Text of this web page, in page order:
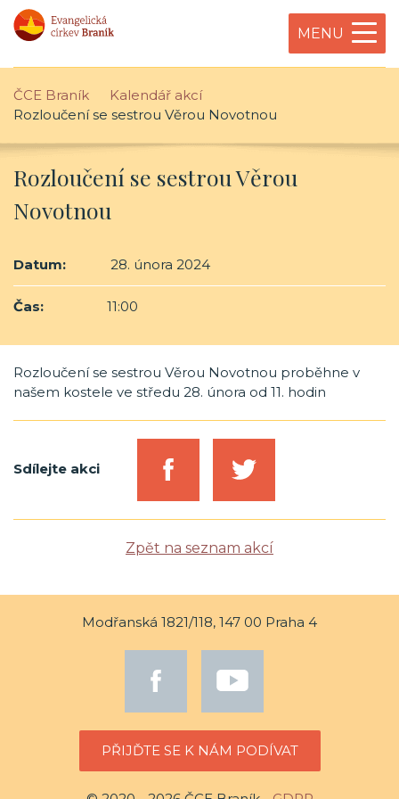
MENU
ČCE Braník
Kalendář akcí
Rozloučení se sestrou Věrou Novotnou
Rozloučení se sestrou Věrou
Novotnou
Datum: 28. února 2024
Čas: 11:00
Rozloučení se sestrou Věrou Novotnou proběhne v
našem kostele ve středu 28. února od 11. hodin
Sdílejte akci
Zpět na seznam akcí
Modřanská 1821/118, 147 00 Praha 4
PŘIJĎTE SE K NÁM PODÍVAT